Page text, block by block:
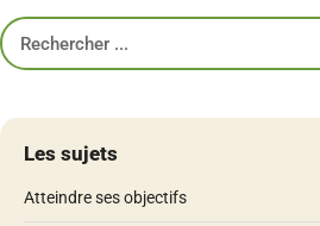
Les sujets
Atteindre ses objectifs